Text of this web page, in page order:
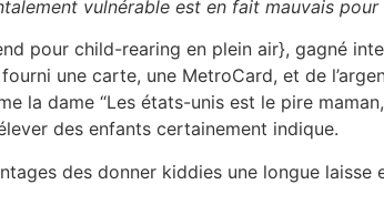
vulnérable est en fait mauvais
pour child-rearing en plein air}, gagné
une carte, une MetroCard, et de
la dame “Les états-unis est le pire
des enfants certainement indique.
des donner kiddies une longue